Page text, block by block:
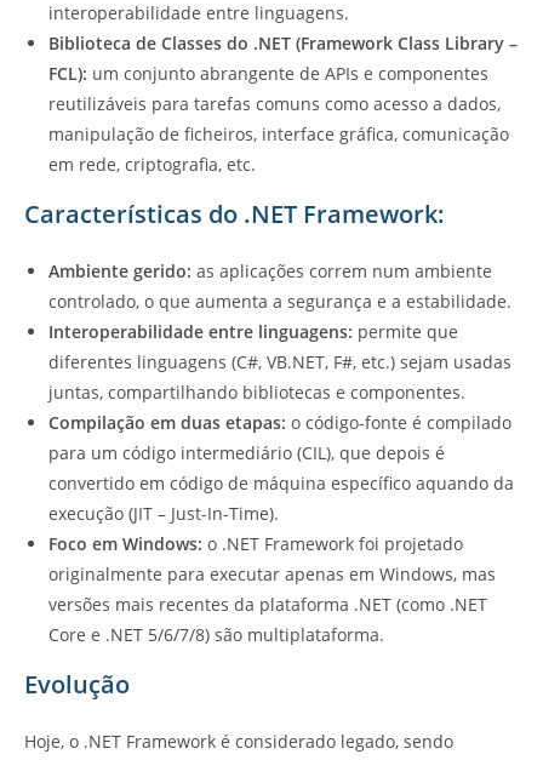
interoperabilidade entre linguagens.
Biblioteca de Classes do .NET (Framework Class Library –
FCL): um conjunto abrangente de APIs e componentes
reutilizáveis para tarefas comuns como acesso a dados,
manipulação de ficheiros, interface gráfica, comunicação
em rede, criptografia, etc.
Características do .NET Framework:
Ambiente gerido: as aplicações correm num ambiente
controlado, o que aumenta a segurança e a estabilidade.
Interoperabilidade entre linguagens: permite que
diferentes linguagens (C#, VB.NET, F#, etc.) sejam usadas
juntas, compartilhando bibliotecas e componentes.
Compilação em duas etapas: o código-fonte é compilado
para um código intermediário (CIL), que depois é
convertido em código de máquina específico aquando da
execução (JIT – Just-In-Time).
Foco em Windows: o .NET Framework foi projetado
originalmente para executar apenas em Windows, mas
versões mais recentes da plataforma .NET (como .NET
Core e .NET 5/6/7/8) são multiplataforma.
Evolução
Hoje, o .NET Framework é considerado legado, sendo